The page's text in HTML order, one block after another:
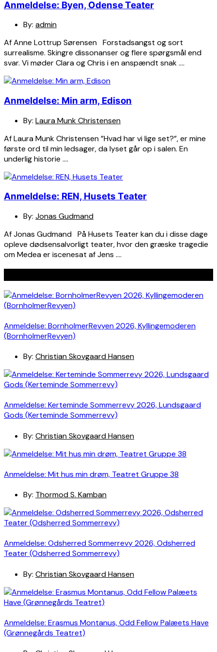
Anmeldelse: Byen, Odense Teater
By: admin
Af Anne Lottrup Sørensen Forstadsangst og sort
surrealisme. Skingre dissonanser og flere spørgsmål end
svar. Vi møder Clara og Chris i en anspændt snak ….
Anmeldelse: Min arm, Edison
By: Laura Munk Christensen
Af Laura Munk Christensen ”Hvad har vi lige set?”, er mine
første ord til min ledsager, da lyset går op i salen. En
underlig historie ….
Anmeldelse: REN, Husets Teater
By: Jonas Gudmand
Af Jonas Gudmand På Husets Teater kan du i disse dage
opleve dødsensalvorligt teater, hvor den græske tragedie
om Medea er iscenesat af Jens ….
Anmeldelse: BornholmerRevyen 2026, Kyllingemoderen
(BornholmerRevyen)
By: Christian Skovgaard Hansen
Anmeldelse: Kerteminde Sommerrevy 2026, Lundsgaard
Gods (Kerteminde Sommerrevy)
By: Christian Skovgaard Hansen
Anmeldelse: Mit hus min drøm, Teatret Gruppe 38
By: Thormod S. Kamban
Anmeldelse: Odsherred Sommerrevy 2026, Odsherred
Teater (Odsherred Sommerrevy)
By: Christian Skovgaard Hansen
Anmeldelse: Erasmus Montanus, Odd Fellow Palæets Have
(Grønnegårds Teatret)